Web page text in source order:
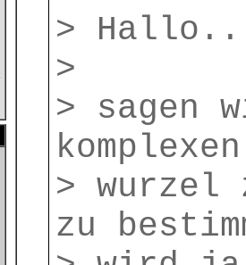
> Hallo..
>
> sagen
> wurzel
zu